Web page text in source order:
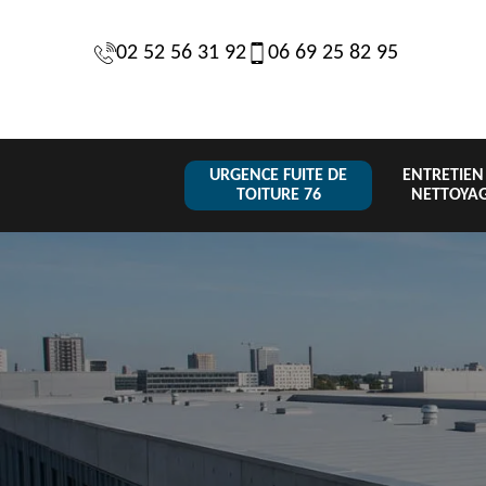
02 52 56 31 92 06 69 25 82 95
URGENCE FUITE DE
TOITURE 76
Réparation de
toiture 76
Urgence fuite
de toiture 76
de
tuile 76